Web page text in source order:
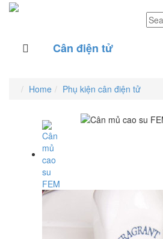
Cân điện tử
Home Phụ kiện cân điện tử